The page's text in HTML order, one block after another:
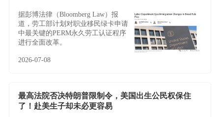
据彭博法律（Bloomberg Law）报
道，劳工部计划对职业移民绿卡申请
中最关键的PERM永久劳工认证程序
进行全面改革。
2026-07-08
最高法院否决特朗普限制令，美国出生公民权保住
了！赴美生子却未必更容易